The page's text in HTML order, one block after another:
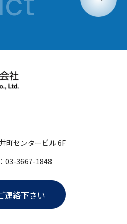
町センタービル 6F
03-3667-1848
連絡下さい